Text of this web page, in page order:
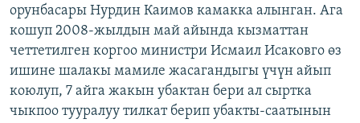
орунбасары Нурдин Каимов камакка алынган. Ага
кошуп 2008-жылдын май айында кызматтан
четтетилген коргоо министри Исмаил Исаковго өз
ишине шалакы мамиле жасагандыгы үчүн айып
коюлуп, 7 айга жакын убактан бери ал сыртка
чыкпоо тууралуу тилкат берип убакты-саатынын